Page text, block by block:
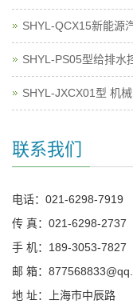
SHYL-QCX15新能源
SHYL-PS05型给排水
SHYL-JXCX01型 机
联系我们
电话：021-6298-7919
传 真：021-6298-2737
手 机：189-3053-7827
邮 箱：
地 址：上海市中辰路